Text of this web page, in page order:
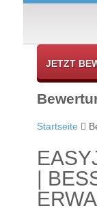
JETZT
Startseite
|